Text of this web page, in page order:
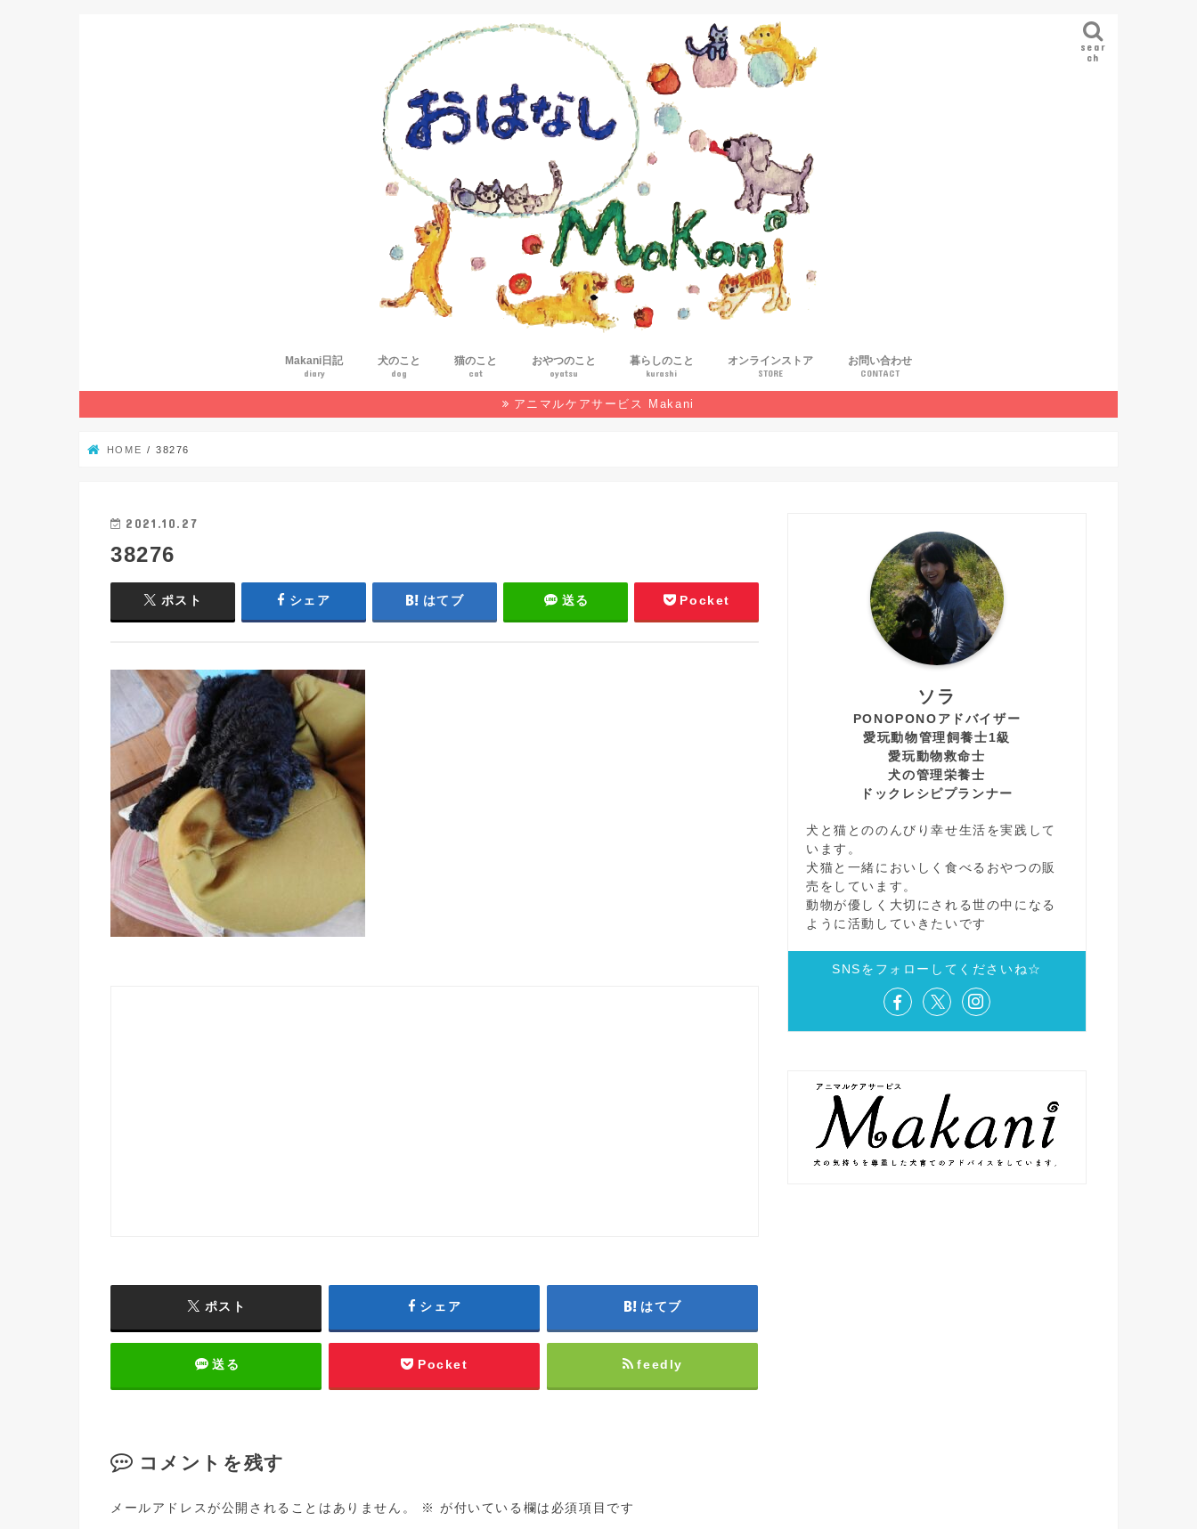
sear
ch
Makani日記
diary
犬のこと
dog
猫のこと
cat
おやつのこと
oyatsu
暮らしのこと
kurashi
野生生物
マンガ
本の感想
環境
オンラインストア
STORE
お問い合わせ
CONTACT
アニマルケアサービス Makani
HOME 38276
2021.10.27
38276
ポスト シェア はてブ 送る Pocket
ポスト シェア はてブ
送る Pocket feedly
コメントを残す
メールアドレスが公開されることはありません。 ※ が付いている欄は必須項目です
ソラ
PONOPONOアドバイザー
愛玩動物管理飼養士1級
愛玩動物救命士
犬の管理栄養士
ドックレシピプランナー
犬と猫とののんびり幸せ生活を実践して
います。
犬猫と一緒においしく食べるおやつの販
売をしています。
動物が優しく大切にされる世の中になる
ように活動していきたいです
SNSをフォローしてくださいね☆